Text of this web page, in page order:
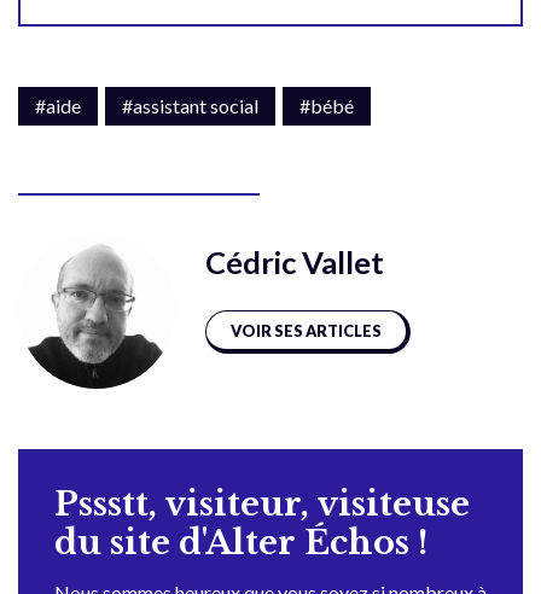
#aide #assistant social #bébé
Cédric Vallet
VOIR SES ARTICLES
Pssstt, visiteur, visiteuse
du site d'Alter Échos !